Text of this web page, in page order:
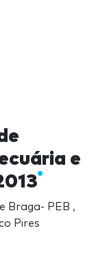
e
Braga- PEB ,
Pires